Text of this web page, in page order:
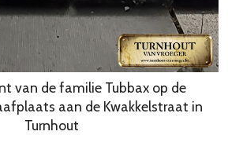
van de familie Tubbax op de
aan de Kwakkelstraat in
Turnhout